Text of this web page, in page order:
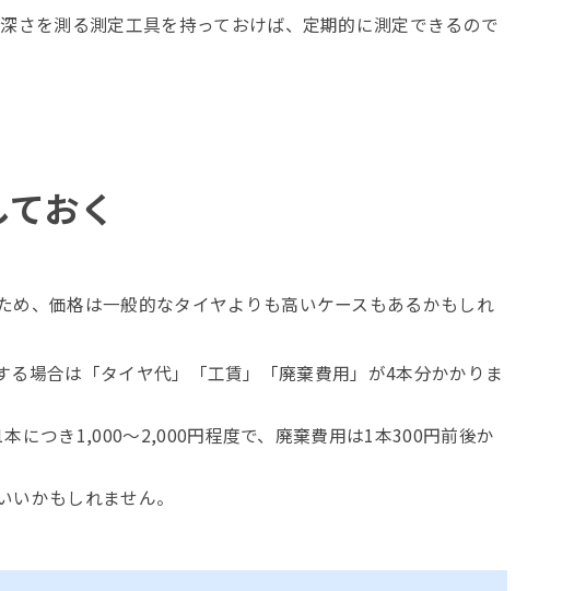
さを測る測定工具を持っておけば、定期的に測定できるので
おく
、価格は一般的なタイヤよりも高いケースもあるかもしれ
場合は「タイヤ代」「工賃」「廃棄費用」が4本分かかりま
につき1,000～2,000円程度で、廃棄費用は1本300円前後か
かもしれません。